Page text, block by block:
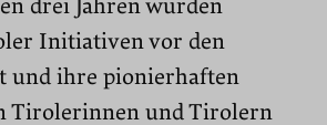
drei Jahren wurden
Initiativen vor den
und ihre pionierhaften
Tirolerinnen und Tirolern